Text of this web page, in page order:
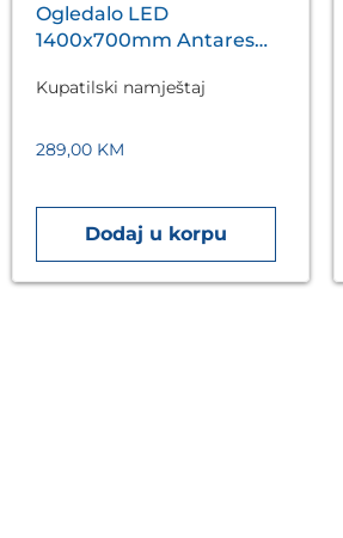
Ogledalo LED
1400x700mm Antares
Kupatilski namještaj
289,00 KM
Dodaj u korpu